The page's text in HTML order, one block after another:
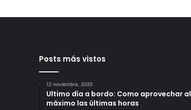
Posts más vistos
12 noviembre, 2020
Ultimo día a bordo: Como aprovechar al
máximo las últimas horas